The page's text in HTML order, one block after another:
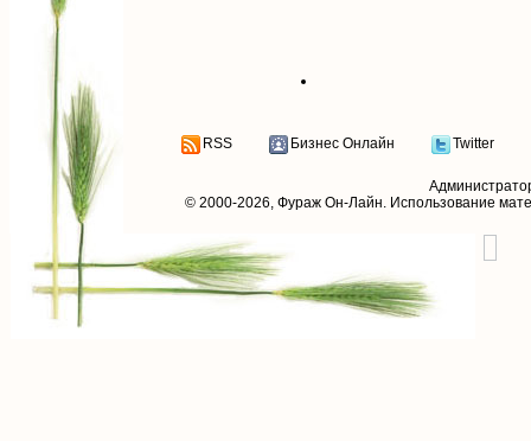
RSS Бизнес Онлайн Twitter
© 2000-2026, Фураж Он-Лайн. Использование